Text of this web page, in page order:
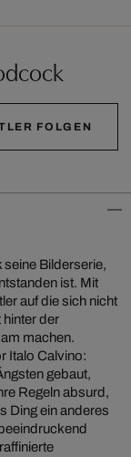
FOLGEN
Bilderserie,
ist. Mit
auf die sich nicht
hinter der
machen.
Italo Calvino:
gebaut,
Regeln absurd,
Ding ein anderes